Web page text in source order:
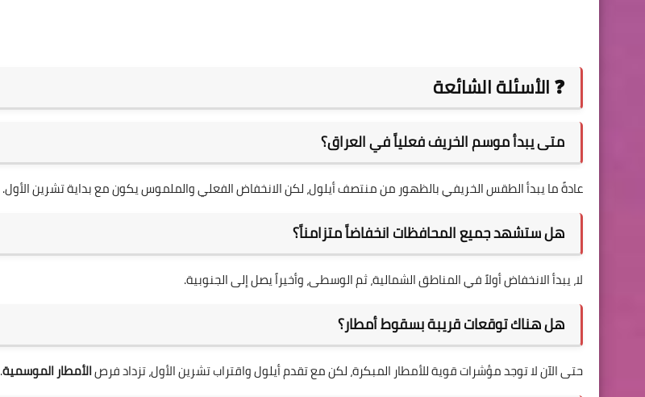
❓ الأسئلة الشائعة
متى يبدأ موسم الخريف فعلياً في العراق؟
عادةً ما يبدأ الطقس الخريفي بالظهور من منتصف أيلول، لكن الانخفاض الفعلي والملموس يكون مع بداية تشرين الأول.
هل ستشهد جميع المحافظات انخفاضاً متزامناً؟
لا، يبدأ الانخفاض أولاً في المناطق الشمالية، ثم الوسطى، وأخيراً يصل إلى الجنوبية.
هل هناك توقعات قريبة بسقوط أمطار؟
حتى الآن لا توجد مؤشرات قوية للأمطار المبكرة، لكن مع تقدم أيلول واقتراب تشرين الأول، تزداد فرصالأمطار الموسمية.